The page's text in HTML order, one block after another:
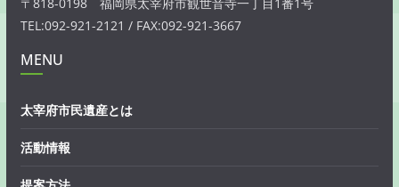
TEL:092-921-2121 / FAX:092-921-3667
MENU
太宰府市民遺産とは
活動情報